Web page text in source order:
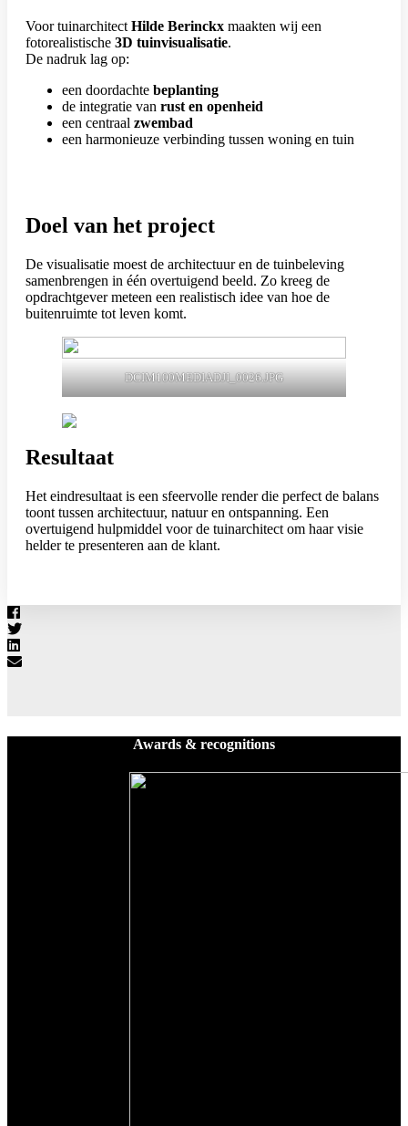
Voor tuinarchitect Hilde Berinckx maakten wij een
fotorealistische 3D tuinvisualisatie.
De nadruk lag op:
een doordachte beplanting
de integratie van rust en openheid
een centraal zwembad
een harmonieuze verbinding tussen woning en tuin
Doel van het project
De visualisatie moest de architectuur en de tuinbeleving
samenbrengen in één overtuigend beeld. Zo kreeg de
opdrachtgever meteen een realistisch idee van hoe de
buitenruimte tot leven komt.
DCIM100MEDIADJI_0026.JPG
Resultaat
Het eindresultaat is een sfeervolle render die perfect de balans
toont tussen architectuur, natuur en ontspanning. Een
overtuigend hulpmiddel voor de tuinarchitect om haar visie
helder te presenteren aan de klant.
Awards & recognitions